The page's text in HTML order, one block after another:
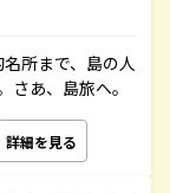
所まで、島の人
あ、島旅へ。
詳細を見る